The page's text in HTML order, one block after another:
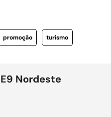
promoção turismo
Nordeste